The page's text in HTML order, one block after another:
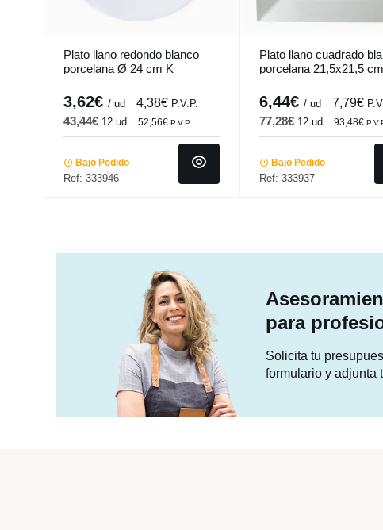
Plato llano redondo blanco
porcelana Ø 24 cm K
Pro.mundi
3,62€ / ud 4,38€ P.V.P.
43,44€ 12 ud 52,56€ P.V.P.
Bajo Pedido
Ref: 333946
Plato llano cuadrado
porcelana 21,5x21,5 cm
Classic Square
6,44€ / ud 7,79€
77,28€ 12 ud 93,48€
Bajo Pedido
Ref: 333937
para
Solicita tu
formulario y adjunta